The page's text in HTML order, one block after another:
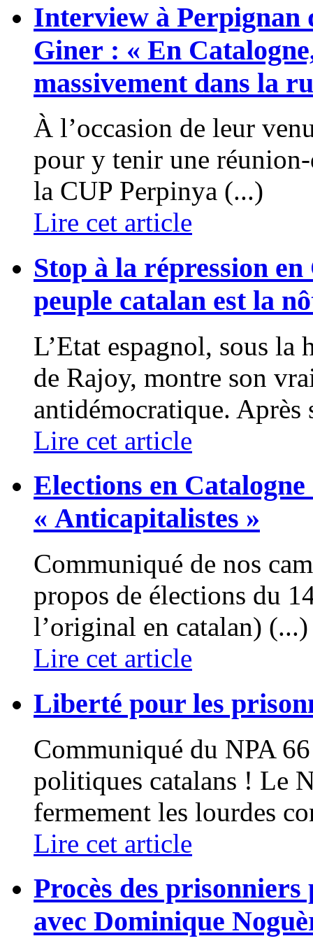
Interview à
Giner : « En
massivement dans la
À l’occasion de leur
pour y tenir une
la CUP Perpinya (...)
Lire cet article
Stop à la répression
peuple catalan est la
L’Etat espagnol, sous
de Rajoy, montre son
antidémocratique. Après
Lire cet article
Elections en
« Anticapitalistes »
Communiqué de nos
propos de élections du
l’original en catalan) (...)
Lire cet article
Liberté pour les
Communiqué du NPA
politiques catalans ! Le
fermement les lourdes
Lire cet article
Procès des
avec Dominique